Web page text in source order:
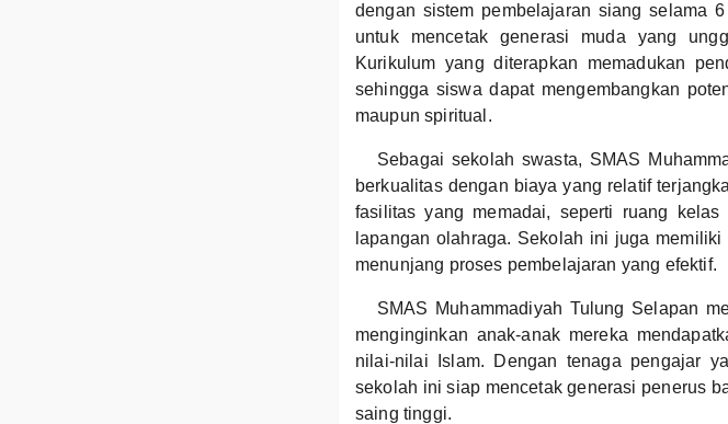
dengan sistem pembelajaran siang selama
untuk mencetak generasi muda yang
Kurikulum yang diterapkan memadukan
sehingga siswa dapat mengembangkan
maupun spiritual.
Sebagai sekolah swasta, SMAS
berkualitas dengan biaya yang relatif
fasilitas yang memadai, seperti ruang
lapangan olahraga. Sekolah ini juga
menunjang proses pembelajaran yang efektif.
SMAS Muhammadiyah Tulung Selapan
menginginkan anak-anak mereka
nilai-nilai Islam. Dengan tenaga pengajar
sekolah ini siap mencetak generasi penerus
saing tinggi.